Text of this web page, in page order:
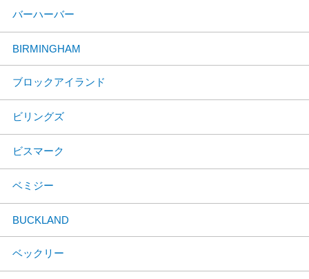
バーハーバー
BIRMINGHAM
ブロックアイランド
ビリングズ
ビスマーク
ベミジー
BUCKLAND
ベックリー